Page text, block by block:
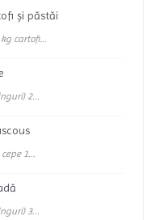
și păstăi
cartofi...
2...
1...
3...